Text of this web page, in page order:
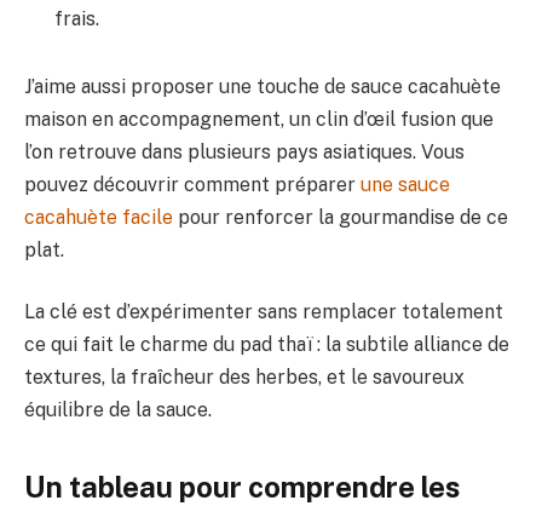
frais.
J’aime aussi proposer une touche de sauce cacahuète
maison en accompagnement, un clin d’œil fusion que
l’on retrouve dans plusieurs pays asiatiques. Vous
pouvez découvrir comment préparer une sauce
cacahuète facile pour renforcer la gourmandise de ce
plat.
La clé est d’expérimenter sans remplacer totalement
ce qui fait le charme du pad thaï : la subtile alliance de
textures, la fraîcheur des herbes, et le savoureux
équilibre de la sauce.
Un tableau pour comprendre les